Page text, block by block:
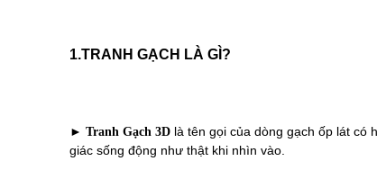
1.TRANH GẠCH LÀ GÌ?
► Tranh Gạch 3D là tên gọi của dòng gạch ốp lát có
giác sống động như thật khi nhìn vào.